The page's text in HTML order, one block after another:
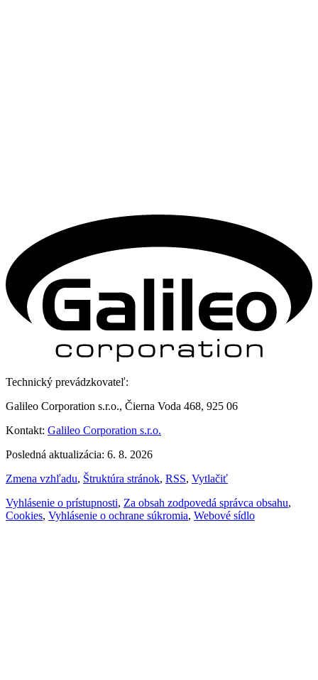
Technický prevádzkovateľ:
Galileo Corporation s.r.o., Čierna Voda 468, 925 06
Kontakt: Galileo Corporation s.r.o.
Posledná aktualizácia: 6. 8. 2026
Zmena vzhľadu, Štruktúra stránok, RSS, Vytlačiť
Vyhlásenie o prístupnosti, Za obsah zodpovedá správca obsahu,
Cookies, Vyhlásenie o ochrane súkromia, Webové sídlo